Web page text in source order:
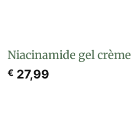
Niacinamide gel crème
€ 27,99